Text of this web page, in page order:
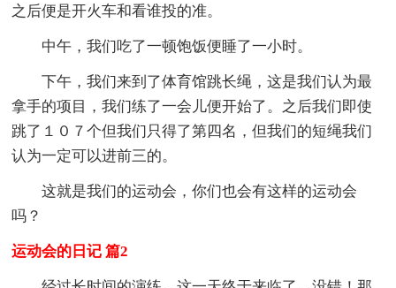
之后便是开火车和看谁投的准。
中午，我们吃了一顿饱饭便睡了一小时。
下午，我们来到了体育馆跳长绳，这是我们认为最
拿手的项目，我们练了一会儿便开始了。之后我们即使
跳了１０７个但我们只得了第四名，但我们的短绳我们
认为一定可以进前三的。
这就是我们的运动会，你们也会有这样的运动会
吗？
运动会的日记 篇2